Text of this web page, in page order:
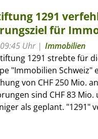
1291
für
Uhr
Immobilien
1291 strebte für
"Immobilien Schweiz"
von CHF 250 Mio.
sind CHF 83
als geplant. "1291"